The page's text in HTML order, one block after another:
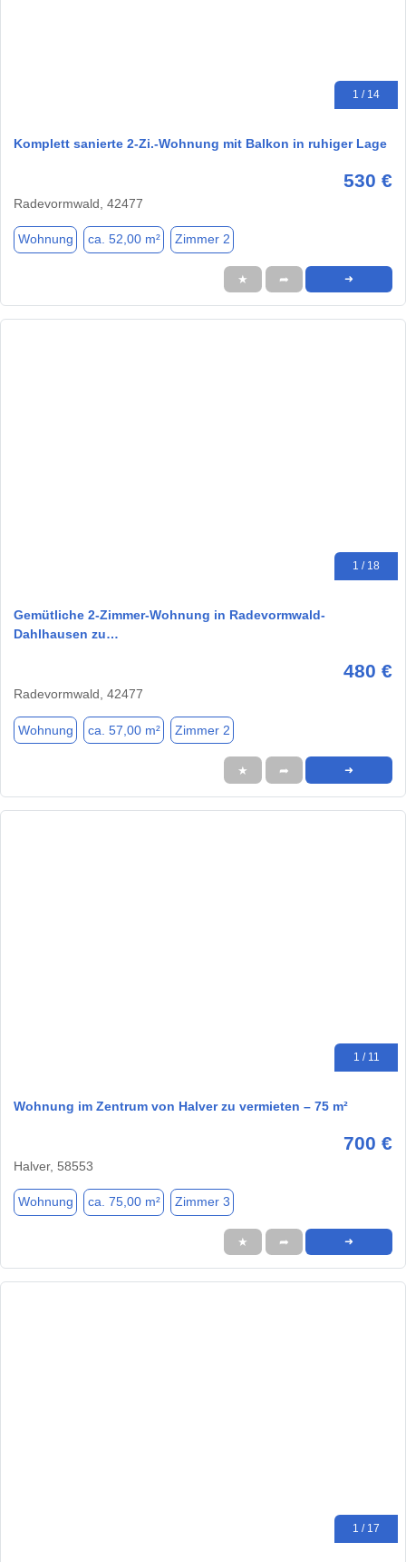
1 / 14
Komplett sanierte 2-Zi.-Wohnung mit Balkon in ruhiger Lage
530 €
Radevormwald, 42477
Wohnung ca. 52,00 m² Zimmer 2
★ ➦ ➜
1 / 18
Gemütliche 2-Zimmer-Wohnung in Radevormwald-
Dahlhausen zu…
480 €
Radevormwald, 42477
Wohnung ca. 57,00 m² Zimmer 2
★ ➦ ➜
1 / 11
Wohnung im Zentrum von Halver zu vermieten – 75 m²
700 €
Halver, 58553
Wohnung ca. 75,00 m² Zimmer 3
★ ➦ ➜
1 / 17